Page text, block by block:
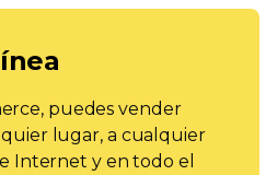
puedes vender
lugar, a cualquier
Internet y en todo el